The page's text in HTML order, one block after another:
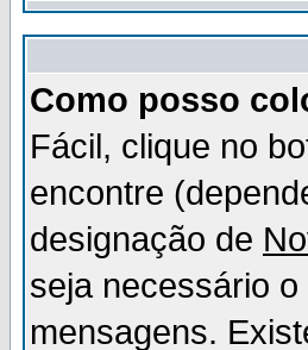
Como posso
Fácil, clique no
encontre
designação de
seja necessário
mensagens.